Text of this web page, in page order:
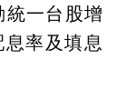
統一台股增
率及填息